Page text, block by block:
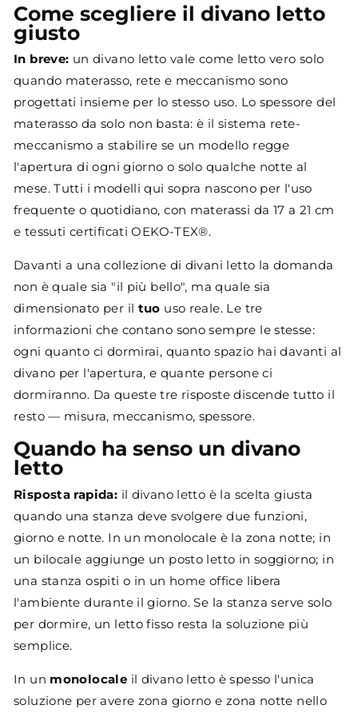
Come scegliere il divano letto
giusto
In breve: un divano letto vale come letto vero solo
quando materasso, rete e meccanismo sono
progettati insieme per lo stesso uso. Lo spessore del
materasso da solo non basta: è il sistema rete-
meccanismo a stabilire se un modello regge
l'apertura di ogni giorno o solo qualche notte al
mese. Tutti i modelli qui sopra nascono per l'uso
frequente o quotidiano, con materassi da 17 a 21 cm
e tessuti certificati OEKO-TEX®.
Davanti a una collezione di divani letto la domanda
non è quale sia "il più bello", ma quale sia
dimensionato per il tuo uso reale. Le tre
informazioni che contano sono sempre le stesse:
ogni quanto ci dormirai, quanto spazio hai davanti al
divano per l'apertura, e quante persone ci
dormiranno. Da queste tre risposte discende tutto il
resto — misura, meccanismo, spessore.
Quando ha senso un divano
letto
Risposta rapida: il divano letto è la scelta giusta
quando una stanza deve svolgere due funzioni,
giorno e notte. In un monolocale è la zona notte; in
un bilocale aggiunge un posto letto in soggiorno; in
una stanza ospiti o in un home office libera
l'ambiente durante il giorno. Se la stanza serve solo
per dormire, un letto fisso resta la soluzione più
semplice.
In un monolocale il divano letto è spesso l'unica
soluzione per avere zona giorno e zona notte nello